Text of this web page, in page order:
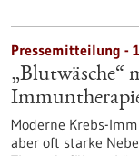
Pressemitteilung -
„Blutwäsche“
Moderne Krebs-
aber oft starke